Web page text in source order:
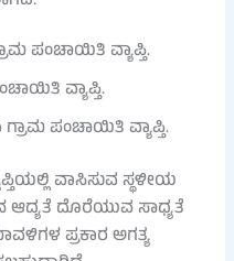
ಪಂಚಾಯಿತಿ ವ್ಯಾಪ್ತಿ.
ವ್ಯಾಪ್ತಿ.
ಪಂಚಾಯಿತಿ ವ್ಯಾಪ್ತಿ.
ವಾಸಿಸುವ ಸ್ಥಳೀಯ
ಆದ್ಯತೆ ದೊರೆಯುವ ಸಾಧ್ಯತೆ
ಪ್ರಕಾರ ಅಗತ್ಯ